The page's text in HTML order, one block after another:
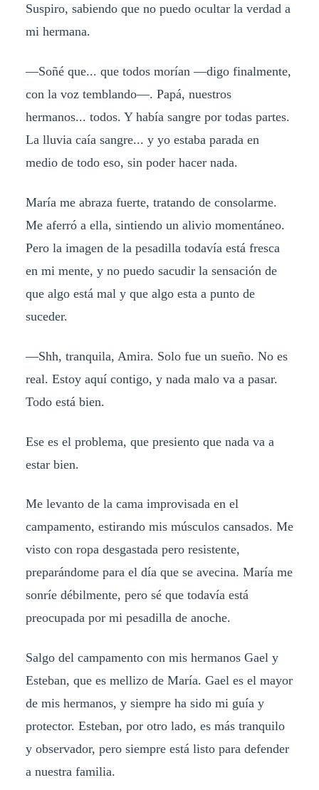
Suspiro, sabiendo que no puedo ocultar la verdad a
mi hermana.
—Soñé que... que todos morían —digo finalmente,
con la voz temblando—. Papá, nuestros
hermanos... todos. Y había sangre por todas partes.
La lluvia caía sangre... y yo estaba parada en
medio de todo eso, sin poder hacer nada.
María me abraza fuerte, tratando de consolarme.
Me aferró a ella, sintiendo un alivio momentáneo.
Pero la imagen de la pesadilla todavía está fresca
en mi mente, y no puedo sacudir la sensación de
que algo está mal y que algo esta a punto de
suceder.
—Shh, tranquila, Amira. Solo fue un sueño. No es
real. Estoy aquí contigo, y nada malo va a pasar.
Todo está bien.
Ese es el problema, que presiento que nada va a
estar bien.
Me levanto de la cama improvisada en el
campamento, estirando mis músculos cansados. Me
visto con ropa desgastada pero resistente,
preparándome para el día que se avecina. María me
sonríe débilmente, pero sé que todavía está
preocupada por mi pesadilla de anoche.
Salgo del campamento con mis hermanos Gael y
Esteban, que es mellizo de María. Gael es el mayor
de mis hermanos, y siempre ha sido mi guía y
protector. Esteban, por otro lado, es más tranquilo
y observador, pero siempre está listo para defender
a nuestra familia.